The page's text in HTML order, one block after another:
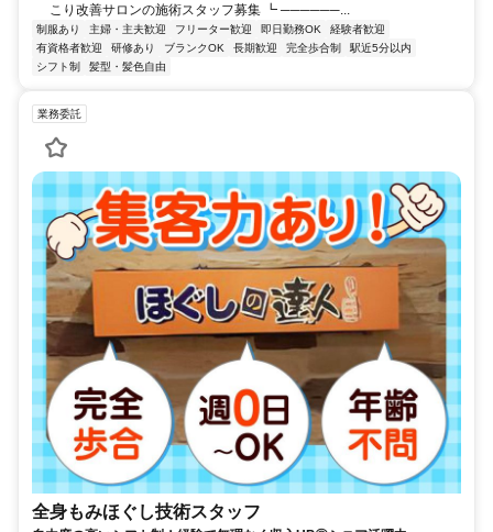
こり改善サロンの施術スタッフ募集 ┗ ──────...
制服あり 主婦・主夫歓迎 フリーター歓迎 即日勤務OK
経験者歓迎
有資格者歓迎
研修あり ブランクOK 長期歓迎 完全歩合制
駅近5分以内
シフト制
髪型・髪色自由
業務委託
全身もみほぐし技術スタッフ